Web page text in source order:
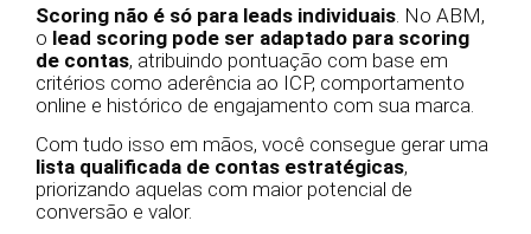
Scoring não é só para leads individuais. No ABM,
o lead scoring pode ser adaptado para scoring
de contas, atribuindo pontuação com base em
critérios como aderência ao ICP, comportamento
online e histórico de engajamento com sua marca.
Com tudo isso em mãos, você consegue gerar uma
lista qualificada de contas estratégicas,
priorizando aquelas com maior potencial de
conversão e valor.